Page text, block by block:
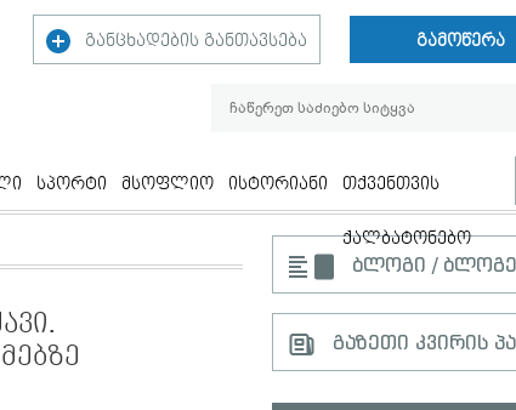
განცხადების განთავსება გამოწერა
სპორტი მსოფლიო ისტორიანი თქვენთვის
ქალბატონებო
ბლოგი /
გაზეთი კვირის